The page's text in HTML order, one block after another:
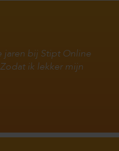
jaren bij Stipt Online
ik lekker mijn